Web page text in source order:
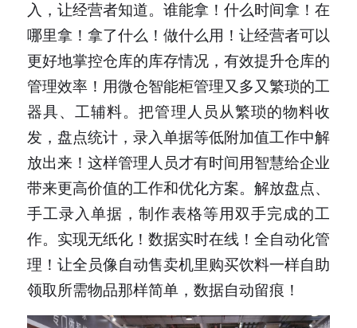
入，让经营者知道。谁能拿！什么时间拿！在
哪里拿！拿了什么！做什么用！让经营者可以
更好地掌控仓库的库存情况，有效提升仓库的
管理效率！用微仓智能柜管理又多又繁琐的工
器具、工辅料。把管理人员从繁琐的物料收
发，盘点统计，录入单据等低附加值工作中解
放出来！这样管理人员才有时间用智慧给企业
带来更高价值的工作和优化方案。解放盘点、
手工录入单据，制作表格等用双手完成的工
作。实现无纸化！数据实时在线！全自动化管
理！让全员像自动售卖机里购买饮料一样自助
领取所需物品那样简单，数据自动留痕！